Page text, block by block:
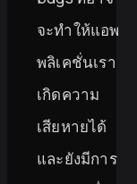
จะทำให้แอพ
พลิเคชั่นเรา
เกิดความ
เสียหายได้
และยังมีการ